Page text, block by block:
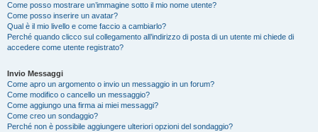
Come posso mostrare un’immagine sotto il mio nome utente?
Come posso inserire un avatar?
Qual è il mio livello e come faccio a cambiarlo?
Perché quando clicco sul collegamento all’indirizzo di posta di un utente mi chiede di
accedere come utente registrato?
Invio Messaggi
Come apro un argomento o invio un messaggio in un forum?
Come modifico o cancello un messaggio?
Come aggiungo una firma ai miei messaggi?
Come creo un sondaggio?
Perché non è possibile aggiungere ulteriori opzioni del sondaggio?